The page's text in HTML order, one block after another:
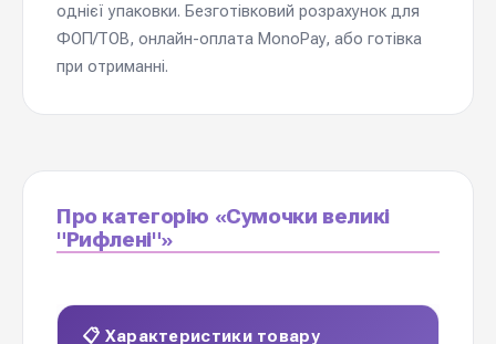
однієї упаковки. Безготівковий розрахунок для
ФОП/ТОВ, онлайн-оплата MonoPay, або готівка
при отриманні.
Про категорію «Сумочки великі
"Рифлені"»
📋 Характеристики товару